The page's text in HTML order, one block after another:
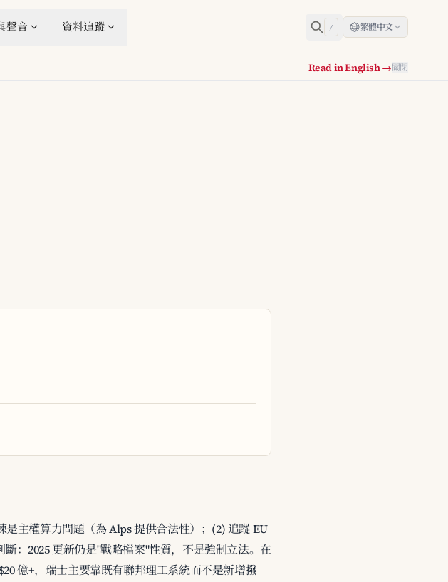
聲音 資料追蹤 / 繁體中文
Read in English →關閉
主權算力問題（為 Alps 提供合法性）；(2) 追蹤 EU
：2025 更新仍是"戰略檔案"性質，不是強制立法。在
億+，瑞士主要靠既有聯邦理工系統而不是新增撥